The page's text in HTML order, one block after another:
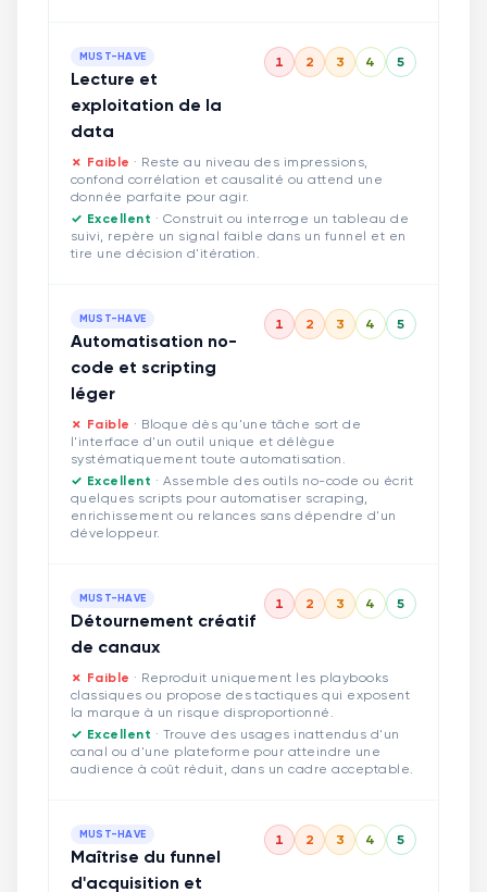
MUST-HAVE
Lecture et
exploitation de la
data
1 2 3 4 5
✗ Faible · Reste au niveau des impressions,
confond corrélation et causalité ou attend une
donnée parfaite pour agir.
✓ Excellent · Construit ou interroge un tableau de
suivi, repère un signal faible dans un funnel et en
tire une décision d'itération.
MUST-HAVE
Automatisation no-
code et scripting
léger
1 2 3 4 5
✗ Faible · Bloque dès qu'une tâche sort de
l'interface d'un outil unique et délègue
systématiquement toute automatisation.
✓ Excellent · Assemble des outils no-code ou écrit
quelques scripts pour automatiser scraping,
enrichissement ou relances sans dépendre d'un
développeur.
MUST-HAVE
Détournement créatif
de canaux
1 2 3 4 5
✗ Faible · Reproduit uniquement les playbooks
classiques ou propose des tactiques qui exposent
la marque à un risque disproportionné.
✓ Excellent · Trouve des usages inattendus d'un
canal ou d'une plateforme pour atteindre une
audience à coût réduit, dans un cadre acceptable.
MUST-HAVE
Maîtrise du funnel
d'acquisition et
1 2 3 4 5